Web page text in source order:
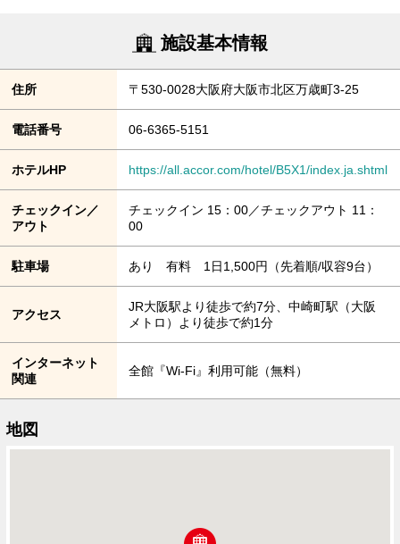
施設基本情報
住所 〒530-0028大阪府大阪市北区万歳町3-25
電話番号 06-6365-5151
ホテルHP https://all.accor.com/hotel/B5X1/index.ja.shtml
チェックイン／
アウト
チェックイン 15：00／チェックアウト 11：
00
駐車場 あり 有料 1日1,500円（先着順/収容9台）
アクセス
JR大阪駅より徒歩で約7分、中崎町駅（大阪
メトロ）より徒歩で約1分
インターネット
関連
全館『Wi-Fi』利用可能（無料）
地図